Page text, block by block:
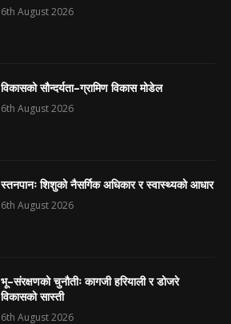
6th August 2026
विकासको सौन्दर्यता–ग्रामिण विकास मोडेल
6th August 2026
स्तनपानः शिशुको नैसर्गिक अधिकार र स्वास्थ्यको आधार
6th August 2026
भू–संरक्षणको चुनौतीः कागजी हरियाली र डोजरे
विकासको सास्ती
6th August 2026